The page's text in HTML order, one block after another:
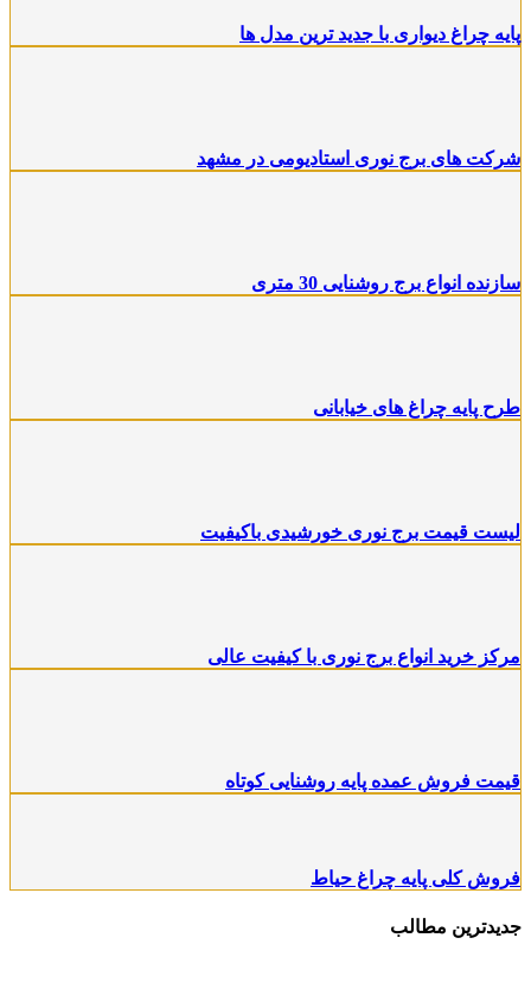
پایه چراغ دیواری با جدید ترین مدل ها
شرکت های برج نوری استادیومی در مشهد
سازنده انواع برج روشنایی 30 متری
طرح پایه چراغ های خیابانی
لیست قیمت برج نوری خورشیدی باکیفیت
مرکز خرید انواع برج نورى با کیفیت عالی
قیمت فروش عمده پایه روشنایی کوتاه
فروش کلی پایه چراغ حیاط
جدیدترین مطالب